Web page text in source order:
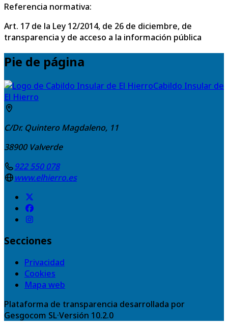
Referencia normativa:
Art. 17 de la Ley 12/2014, de 26 de diciembre, de
transparencia y de acceso a la información pública
Pie de página
Cabildo Insular de
El Hierro
C/Dr. Quintero Magdaleno, 11
38900 Valverde
922 550 078
www.elhierro.es
Secciones
Privacidad
Cookies
Mapa web
Plataforma de transparencia desarrollada por
Gesgocom SL·Versión 10.2.0